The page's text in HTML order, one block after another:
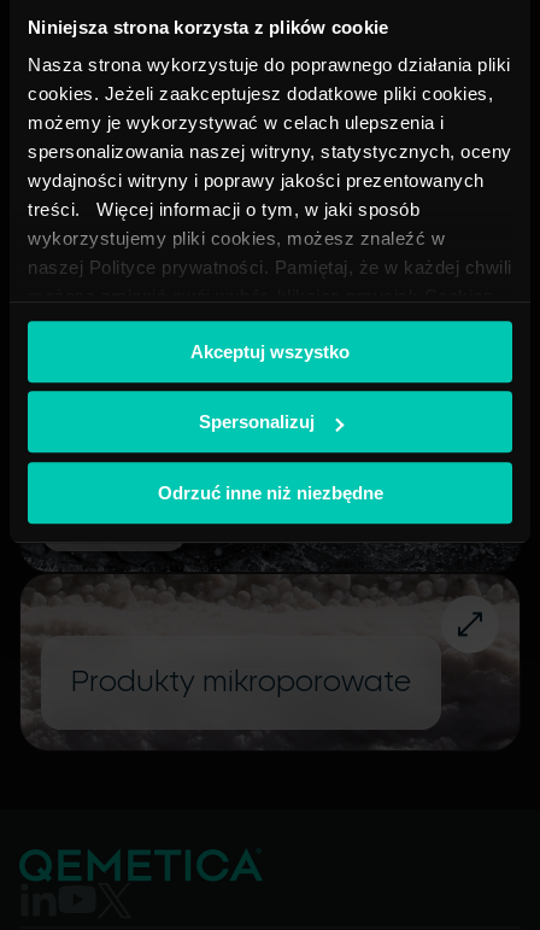
Niniejsza strona korzysta z plików cookie
Nasza strona wykorzystuje do poprawnego działania pliki
cookies. Jeżeli zaakceptujesz dodatkowe pliki cookies,
możemy je wykorzystywać w celach ulepszenia i
spersonalizowania naszej witryny, statystycznych, oceny
wydajności witryny i poprawy jakości prezentowanych
treści. Więcej informacji o tym, w jaki sposób
wykorzystujemy pliki cookies, możesz znaleźć w
naszej Polityce prywatności. Pamiętaj, że w każdej chwili
na dole naszej strony.
Akceptuj wszystko
Spersonalizuj
Odrzuć inne niż niezbędne
Kleje i uszczelniacze
poprawiające sypkość
Produkty mikroporowate